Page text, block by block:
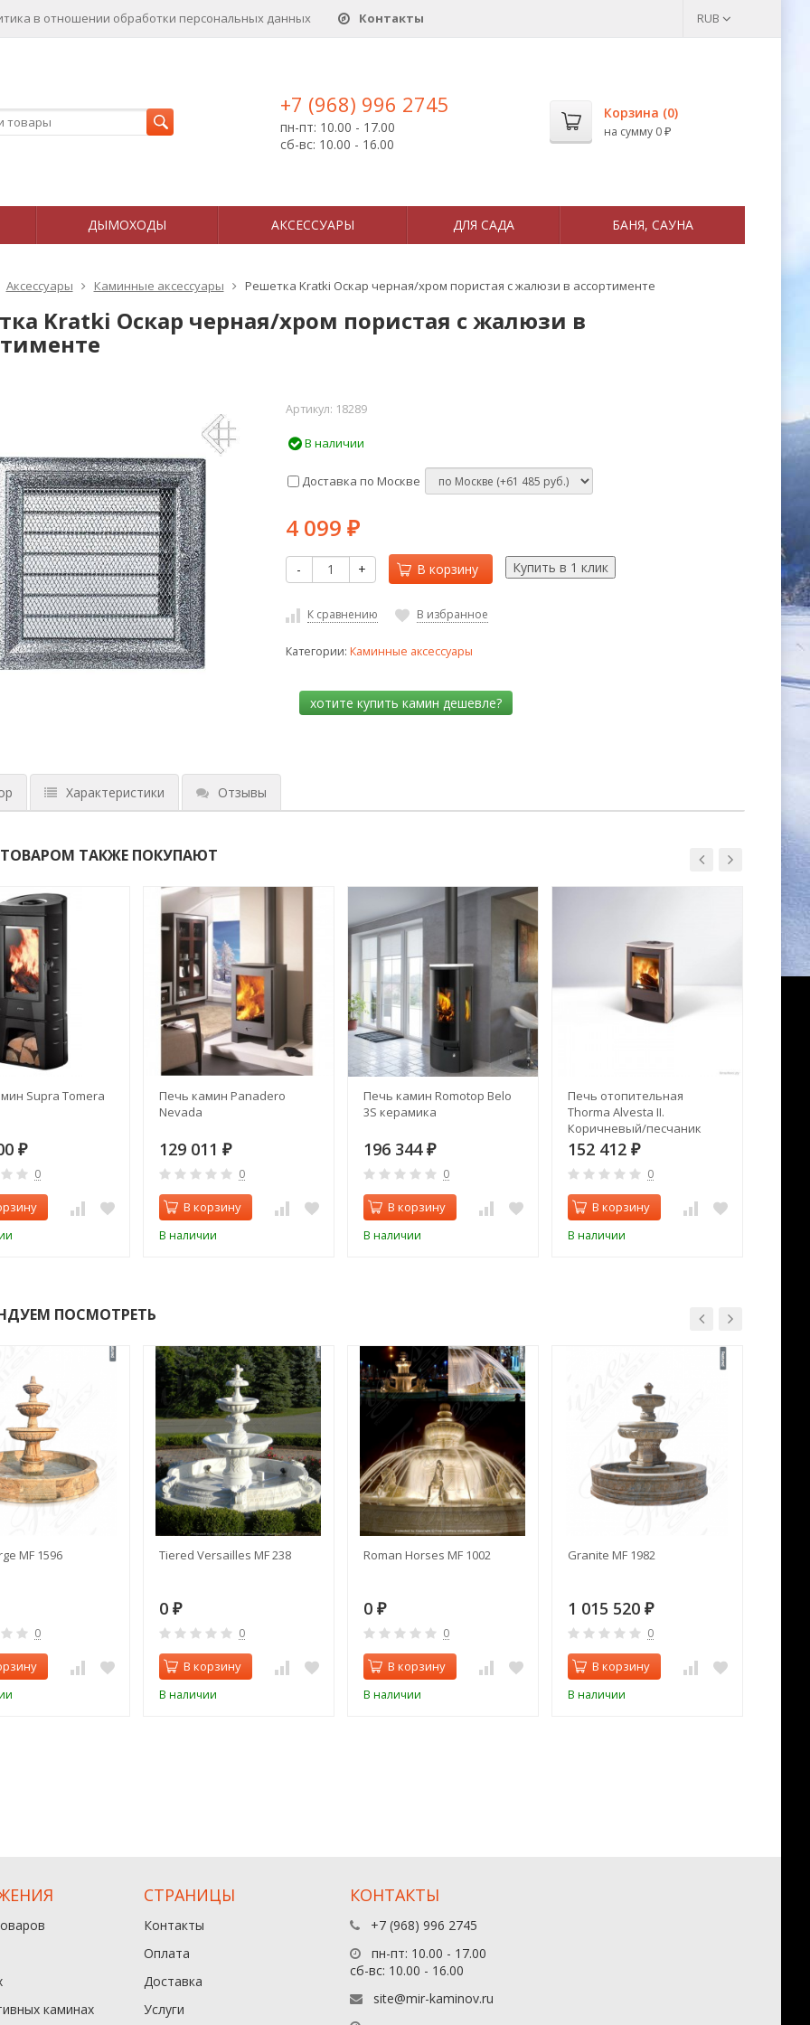
в отношении обработки персональных данныx Контакты RUB
+7 (968) 996 2745
пн-пт: 10.00 - 17.00
сб-вс: 10.00 - 16.00
Корзина (0)
на сумму 0 ₽
ДЫМОХОДЫ АКСЕССУАРЫ ДЛЯ САДА БАНЯ, САУНА
Аксессуары Каминные аксессуары Решетка Kratki Оскар черная/хром пористая с жалюзи в ассортименте
Kratki Оскар черная/хром пористая с жалюзи в
Артикул: 18289
В наличии
Доставка по Москве
4 099 ₽
- + В корзину
К сравнению В избранное
Категории: Каминные аксессуары
Характеристики Отзывы
ТАКЖЕ ПОКУПАЮТ
Supra Tomera
₽
0
Печь камин Panadero
Nevada
129 011 ₽
0
В корзину
В наличии
Печь камин Romotop Belo
3S керамика
196 344 ₽
0
В корзину
В наличии
Печь отопительная
Thorma Alvesta II.
Коричневый/песчаник
152 412 ₽
0
В корзину
В наличии
ПОСМОТРЕТЬ
MF 1596
0
Tiered Versailles MF 238
0 ₽
0
В корзину
В наличии
Roman Horses MF 1002
0 ₽
0
В корзину
В наличии
Granite MF 1982
1 015 520 ₽
0
В корзину
В наличии
каминах
СТРАНИЦЫ
Контакты
Оплата
Доставка
Услуги
КОНТАКТЫ
+7 (968) 996 2745
пн-пт: 10.00 - 17.00
сб-вс: 10.00 - 16.00
site@mir-kaminov.ru